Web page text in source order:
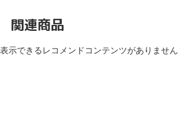
関連商品
表示できるレコメンドコンテンツがありません